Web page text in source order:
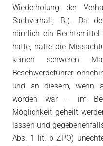
Wiederholung der
Sachverhalt, B.). Da
nämlich ein
hatte, hätte die
keinen schweren
Beschwerdeführer
und an diesem, wenn
worden war – im
Möglichkeit geheilt
lassen und
Abs. 1 lit. b ZPO)